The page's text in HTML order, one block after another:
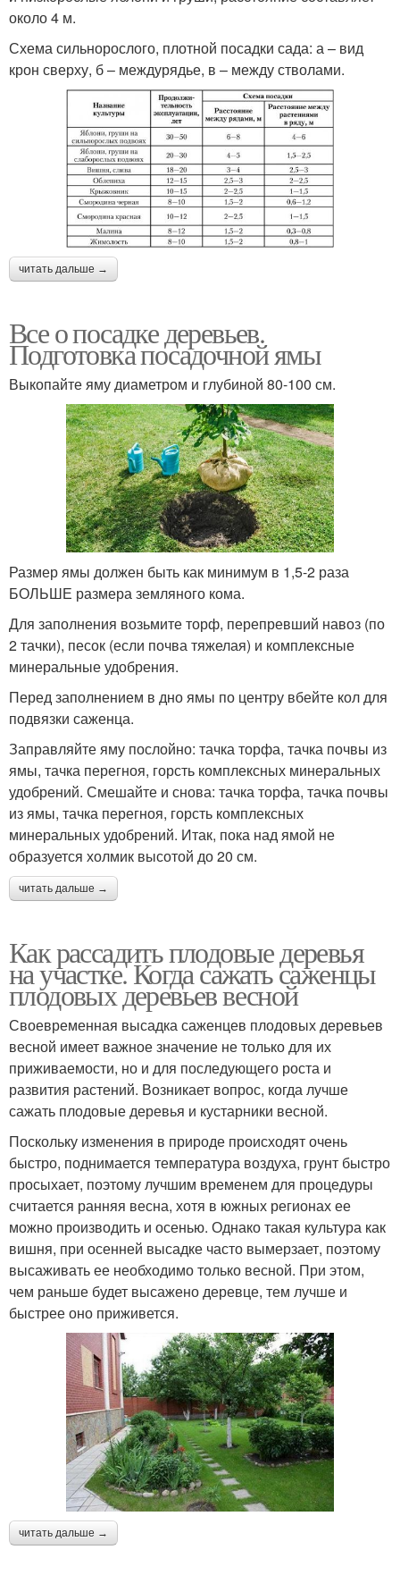
около 4 м.
Схема сильнорослого, плотной посадки сада: а – вид
крон сверху, б – междурядье, в – между стволами.
читать дальше →
Все о посадке деревьев.
Подготовка посадочной ямы
Выкопайте яму диаметром и глубиной 80-100 см.
Размер ямы должен быть как минимум в 1,5-2 раза
БОЛЬШЕ размера земляного кома.
Для заполнения возьмите торф, перепревший навоз (по
2 тачки), песок (если почва тяжелая) и комплексные
минеральные удобрения.
Перед заполнением в дно ямы по центру вбейте кол для
подвязки саженца.
Заправляйте яму послойно: тачка торфа, тачка почвы из
ямы, тачка перегноя, горсть комплексных минеральных
удобрений. Смешайте и снова: тачка торфа, тачка почвы
из ямы, тачка перегноя, горсть комплексных
минеральных удобрений. Итак, пока над ямой не
образуется холмик высотой до 20 см.
читать дальше →
Как рассадить плодовые деревья
на участке. Когда сажать саженцы
плодовых деревьев весной
Своевременная высадка саженцев плодовых деревьев
весной имеет важное значение не только для их
приживаемости, но и для последующего роста и
развития растений. Возникает вопрос, когда лучше
сажать плодовые деревья и кустарники весной.
Поскольку изменения в природе происходят очень
быстро, поднимается температура воздуха, грунт быстро
просыхает, поэтому лучшим временем для процедуры
считается ранняя весна, хотя в южных регионах ее
можно производить и осенью. Однако такая культура как
вишня, при осенней высадке часто вымерзает, поэтому
высаживать ее необходимо только весной. При этом,
чем раньше будет высажено деревце, тем лучше и
быстрее оно приживется.
читать дальше →